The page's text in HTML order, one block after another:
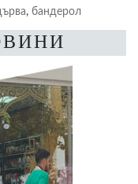
, бандерол